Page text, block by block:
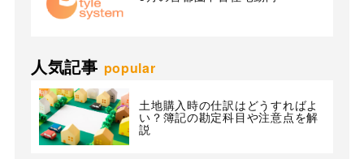
人気記事 popular
土地購入時の仕訳はどうすればよ
い？簿記の勘定科目や注意点を解
説